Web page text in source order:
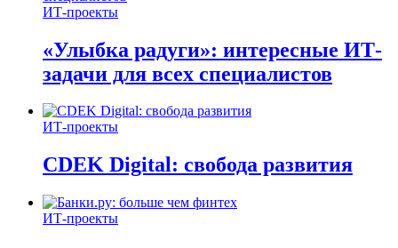
ИТ-проекты
«Улыбка радуги»: интересные ИТ-
задачи для всех специалистов
ИТ-проекты
CDEK Digital: свобода развития
ИТ-проекты